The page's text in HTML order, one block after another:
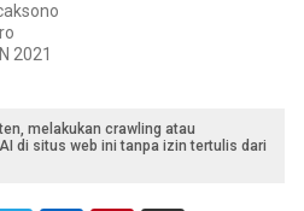
2021
melakukan crawling atau
di situs web ini tanpa izin tertulis dari